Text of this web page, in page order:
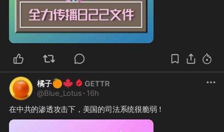
0:42
橘子🍊🍁
@Blue_Lotus · 16h
在中共的渗透攻击下，美国的司法系统很脆弱！